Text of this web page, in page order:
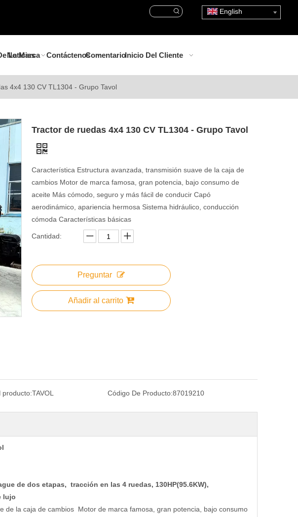
English
La Marca
Noticias ContáctenosComentarioInicio Del Cliente
4x4 130 CV TL1304 - Grupo Tavol
Tractor de ruedas 4x4 130 CV TL1304 - Grupo Tavol
Característica Estructura avanzada, transmisión suave de la caja de
cambios Motor de marca famosa, gran potencia, bajo consumo de
aceite Más cómodo, seguro y más fácil de conducir Capó
aerodinámico, apariencia hermosa Sistema hidráulico, conducción
cómoda Características básicas
Cantidad:
Preguntar
Añadir al carrito
producto:TAVOL Código De Producto:87019210
de dos etapas, tracción en las 4 ruedas, 130HP(95.6KW),
lujo
de la caja de cambios Motor de marca famosa, gran potencia, bajo consumo